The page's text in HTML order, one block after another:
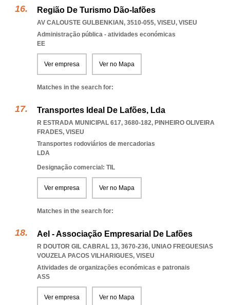
Região De Turismo Dão-lafões
AV CALOUSTE GULBENKIAN, 3510-055, VISEU, VISEU
Administração pública - atividades económicas
EE
Ver empresa Ver no Mapa
Matches in the search for:
Transportes Ideal De Lafões, Lda
R ESTRADA MUNICIPAL 617, 3680-182, PINHEIRO OLIVEIRA
FRADES, VISEU
Transportes rodoviários de mercadorias
LDA
Designação comercial: TIL
Ver empresa Ver no Mapa
Matches in the search for:
Ael - Associação Empresarial De Lafões
R DOUTOR GIL CABRAL 13, 3670-236, UNIAO FREGUESIAS
VOUZELA PACOS VILHARIGUES, VISEU
Atividades de organizações económicas e patronais
ASS
Ver empresa Ver no Mapa